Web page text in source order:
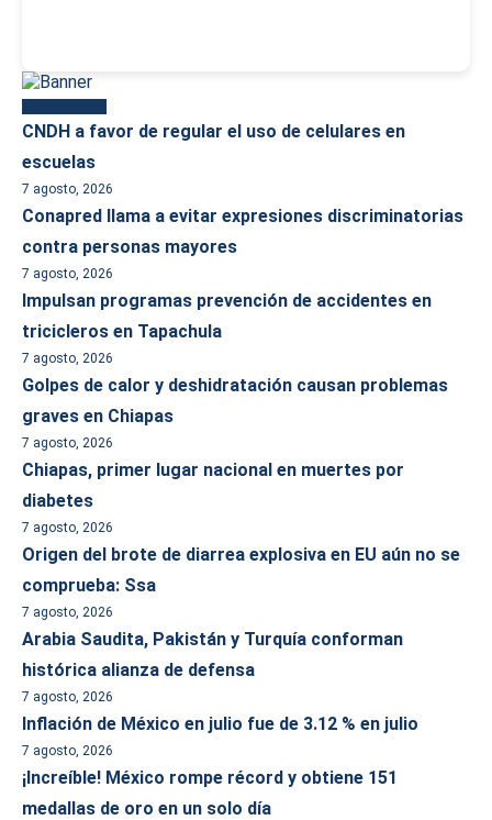
CNDH a favor de regular el uso de celulares en
escuelas
7 agosto, 2026
Conapred llama a evitar expresiones discriminatorias
contra personas mayores
7 agosto, 2026
Impulsan programas prevención de accidentes en
tricicleros en Tapachula
7 agosto, 2026
Golpes de calor y deshidratación causan problemas
graves en Chiapas
7 agosto, 2026
Chiapas, primer lugar nacional en muertes por
diabetes
7 agosto, 2026
Origen del brote de diarrea explosiva en EU aún no se
comprueba: Ssa
7 agosto, 2026
Arabia Saudita, Pakistán y Turquía conforman
histórica alianza de defensa
7 agosto, 2026
Inflación de México en julio fue de 3.12 % en julio
7 agosto, 2026
¡Increíble! México rompe récord y obtiene 151
medallas de oro en un solo día